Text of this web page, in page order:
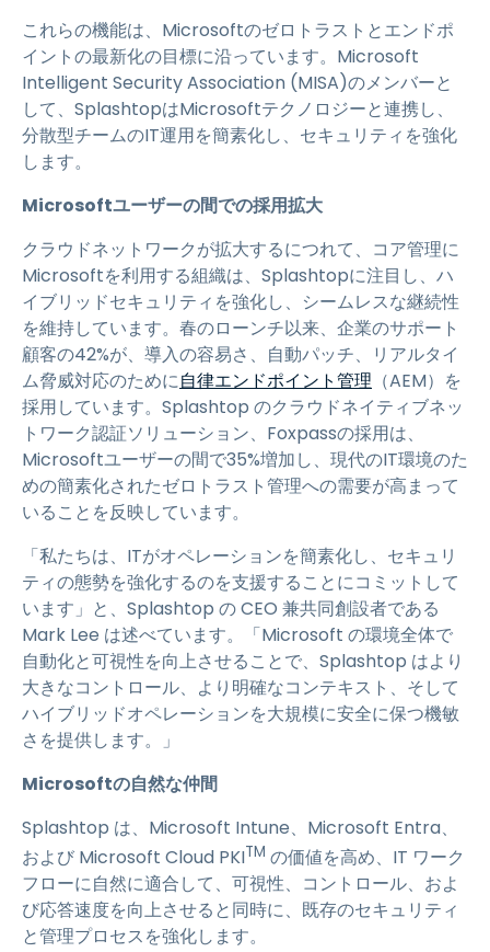
これらの機能は、Microsoftのゼロトラストとエンドポ
イントの最新化の目標に沿っています。Microsoft
Intelligent Security Association (MISA)のメンバーと
して、SplashtopはMicrosoftテクノロジーと連携し、
分散型チームのIT運用を簡素化し、セキュリティを強化
します。
Microsoftユーザーの間での採用拡大
クラウドネットワークが拡大するにつれて、コア管理に
Microsoftを利用する組織は、Splashtopに注目し、ハ
イブリッドセキュリティを強化し、シームレスな継続性
を維持しています。春のローンチ以来、企業のサポート
顧客の42%が、導入の容易さ、自動パッチ、リアルタイ
ム脅威対応のために自律エンドポイント管理 （AEM）を
採用しています。Splashtop のクラウドネイティブネッ
トワーク認証ソリューション、Foxpassの採用は、
Microsoftユーザーの間で35%増加し、現代のIT環境のた
めの簡素化されたゼロトラスト管理への需要が高まって
いることを反映しています。
「私たちは、ITがオペレーションを簡素化し、セキュリ
ティの態勢を強化するのを支援することにコミットして
います」と、Splashtop の CEO 兼共同創設者である
Mark Lee は述べています。「Microsoft の環境全体で
自動化と可視性を向上させることで、Splashtop はより
大きなコントロール、より明確なコンテキスト、そして
ハイブリッドオペレーションを大規模に安全に保つ機敏
さを提供します。」
Microsoftの自然な仲間
Splashtop は、Microsoft Intune、Microsoft Entra、
および Microsoft Cloud PKITM の価値を高め、IT ワーク
フローに自然に適合して、可視性、コントロール、およ
び応答速度を向上させると同時に、既存のセキュリティ
と管理プロセスを強化します。